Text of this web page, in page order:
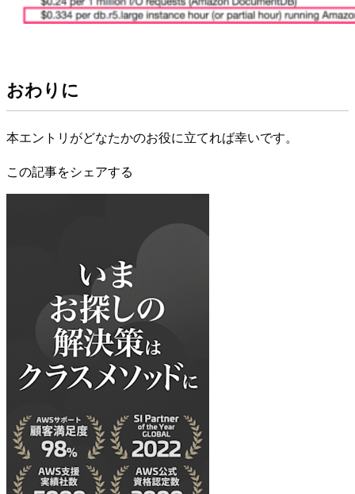
おわりに
本エントリがどなたかのお役に立てれば幸いです。
この記事をシェアする